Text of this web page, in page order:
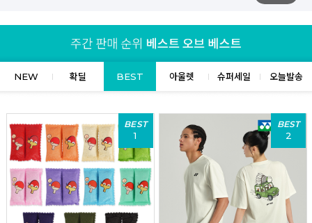
NEW 확딜 BEST 아울렛 슈퍼세일 오늘발송
BEST
1
BEST
2